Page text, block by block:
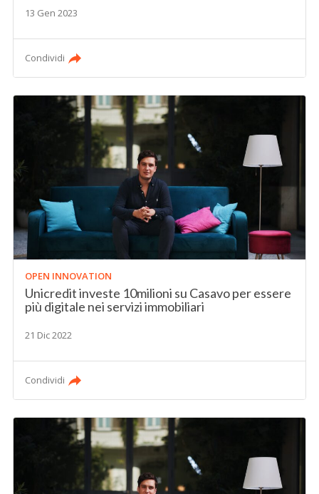
13 Gen 2023
Condividi
OPEN INNOVATION
Unicredit investe 10milioni su Casavo per essere
più digitale nei servizi immobiliari
21 Dic 2022
Condividi